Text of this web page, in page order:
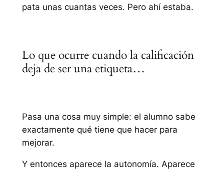
pata unas cuantas veces. Pero ahí estaba.
Lo que ocurre cuando la calificación
deja de ser una etiqueta…
Pasa una cosa muy simple: el alumno sabe
exactamente qué tiene que hacer para
mejorar.
Y entonces aparece la autonomía. Aparece